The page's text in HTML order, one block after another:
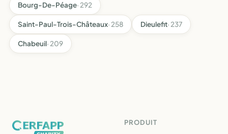
Bourg-De-Péage· 292
Saint-Paul-Trois-Châteaux· 258 Dieulefit· 237
Chabeuil· 209
PRODUIT